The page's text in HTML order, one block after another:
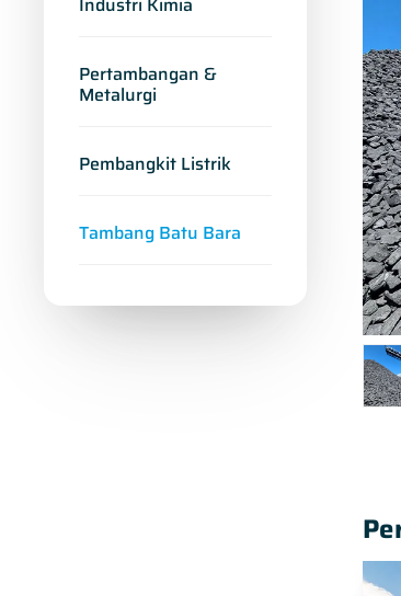
Pertambangan &
Metalurgi
Pembangkit Listrik
Tambang Batu Bara